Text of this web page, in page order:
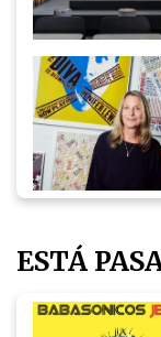
ESTÁ